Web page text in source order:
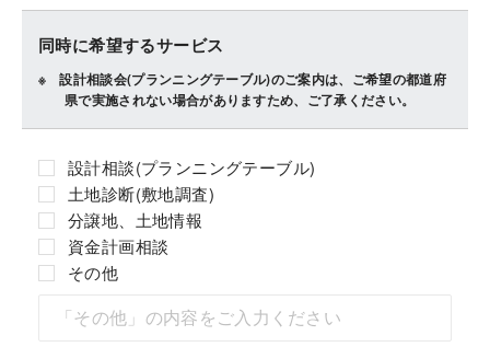
同時に希望するサービス
設計相談会(プランニングテーブル)のご案内は、ご希望の都道府
県で実施されない場合がありますため、ご了承ください。
設計相談(プランニングテーブル)
土地診断(敷地調査)
分譲地、土地情報
資金計画相談
その他